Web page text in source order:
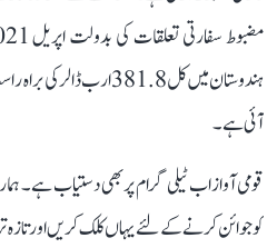
ہندوستان میں کل 381.8
آئی ہے۔
قومی آواز اب ٹیلی گرام پر بھی دستیاب ہے۔
کو جوائن کرنے کے لئے یہاں کلک کریں اور